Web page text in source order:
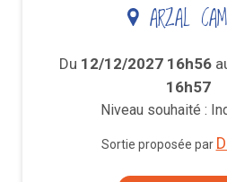
ARZAL
Du 12/12/2027 16h56
16h57
Niveau souhaité :
Sortie proposée par